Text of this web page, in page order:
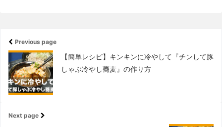
Previous page
【簡単レシピ】キンキンに冷やして『チンして豚
しゃぶ冷やし蕎麦』の作り方
Next page